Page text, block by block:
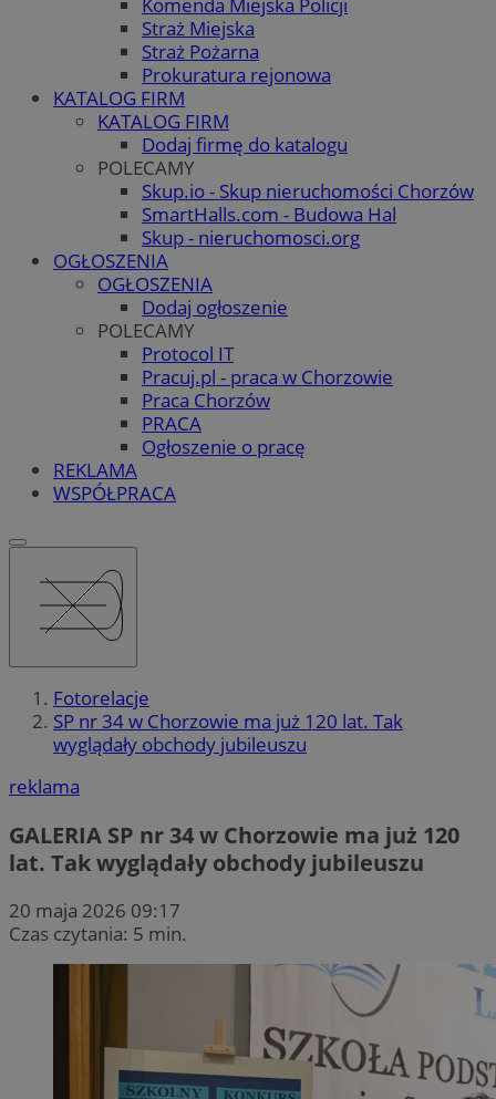
Straż Miejska
Straż Pożarna
Prokuratura rejonowa
KATALOG FIRM
KATALOG FIRM
Dodaj firmę do katalogu
POLECAMY
Skup.io - Skup nieruchomości Chorzów
SmartHalls.com - Budowa Hal
Skup - nieruchomosci.org
OGŁOSZENIA
OGŁOSZENIA
Dodaj ogłoszenie
POLECAMY
Protocol IT
Pracuj.pl - praca w Chorzowie
Praca Chorzów
PRACA
Ogłoszenie o pracę
REKLAMA
WSPÓŁPRACA
Fotorelacje
SP nr 34 w Chorzowie ma już 120 lat. Tak
wyglądały obchody jubileuszu
reklama
GALERIA SP nr 34 w Chorzowie ma już 120
lat. Tak wyglądały obchody jubileuszu
20 maja 2026 09:17
Czas czytania: 5 min.